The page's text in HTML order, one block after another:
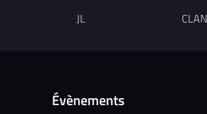
JL
Évènements